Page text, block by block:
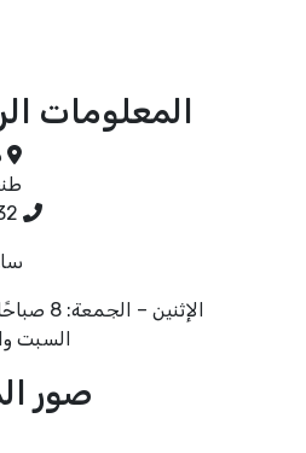
المعلومات
الإثنين – الجمعة: 8 صباحًا – 4 مساءً ،
السبت
صور